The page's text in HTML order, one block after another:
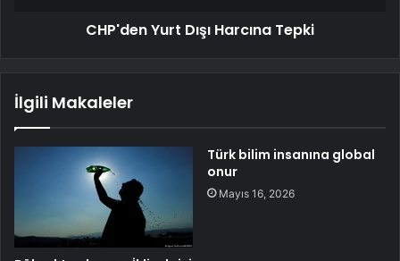
CHP'den Yurt Dışı Harcına Tepki
İlgili Makaleler
Türk bilim insanına global
onur
Mayıs 16, 2026